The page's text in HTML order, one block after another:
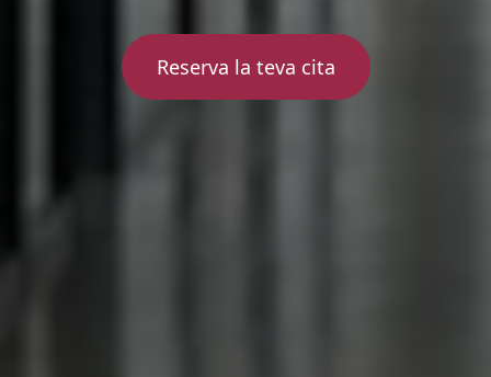
Reserva la teva cita